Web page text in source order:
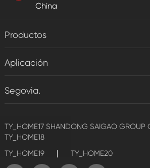
China
Productos
Aplicación
Segovia.
TY_HOME17 SHANDONG SAIGAO GROUP
TY_HOME18
TY_HOME19
| TY_HOME20